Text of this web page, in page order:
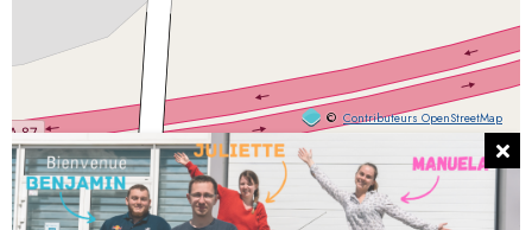
© Contributeurs OpenStreetMap